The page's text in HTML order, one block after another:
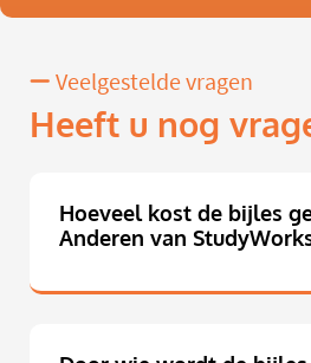
Veelgestelde vragen
Heeft u nog
Hoeveel kost de bijles
Anderen van